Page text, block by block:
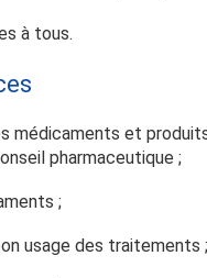
à tous.
médicaments et
pharmaceutique ;
;
usage des traitements ;